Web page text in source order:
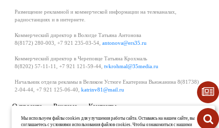
Размещение рекламной и коммерческой информации на телеканалах,
радиостанциях и в интернете.
Коммерческий директор в Вологде Татьяна Антонова
8(8172) 280-003, +7 921 235-03-54, antonova@ers35.ru
Коммерческий директор в Череповце Татьяна Крохмаль
8(8202) 57-11-11, +7 921 121-59-44, tvkrohmal@35media.ru
Начальник отдела рекламы в Великом Устюге Екатерина Вьюжанина 8(81738)
2-04-44, +7 921 125-06-40, katrinv81@mail.ru
О проекте Реклама
Контакты
Политика в области обработки и защиты персональных данных
Мы используем файлы cookies для улучшения работы сайта. Оставаясь на нашем сайте, вы
соглашаетесь с условиями использования файлов cookies. Чтобы ознакомиться с нашими